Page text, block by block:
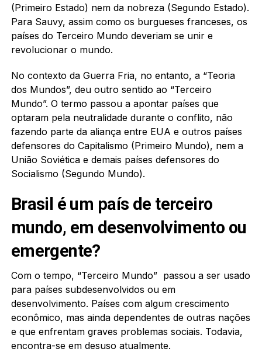
(Primeiro Estado) nem da nobreza (Segundo Estado).
Para Sauvy, assim como os burgueses franceses, os
países do Terceiro Mundo deveriam se unir e
revolucionar o mundo.
No contexto da Guerra Fria, no entanto, a “Teoria
dos Mundos”, deu outro sentido ao “Terceiro
Mundo”. O termo passou a apontar países que
optaram pela neutralidade durante o conflito, não
fazendo parte da aliança entre EUA e outros países
defensores do Capitalismo (Primeiro Mundo), nem a
União Soviética e demais países defensores do
Socialismo (Segundo Mundo).
Brasil é um país de terceiro
mundo, em desenvolvimento ou
emergente?
Com o tempo, “Terceiro Mundo” passou a ser usado
para países subdesenvolvidos ou em
desenvolvimento. Países com algum crescimento
econômico, mas ainda dependentes de outras nações
e que enfrentam graves problemas sociais. Todavia,
encontra-se em desuso atualmente.